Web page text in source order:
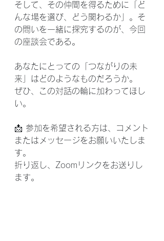
そして、その仲間を得るために「ど
んな場を選び、どう関わるか」。そ
の問いを一緒に探究するのが、今回
の座談会である。
あなたにとっての「つながりの未
来」はどのようなものだろうか。
ぜひ、この対話の輪に加わってほし
い。
📩 参加を希望される方は、コメント
またはメッセージをお願いいたしま
す。
折り返し、Zoomリンクをお送りし
ます。